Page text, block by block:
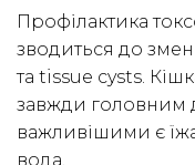
Профілактика
зводиться до
та tissue cysts.
завжди головним
важливішими є
вода.